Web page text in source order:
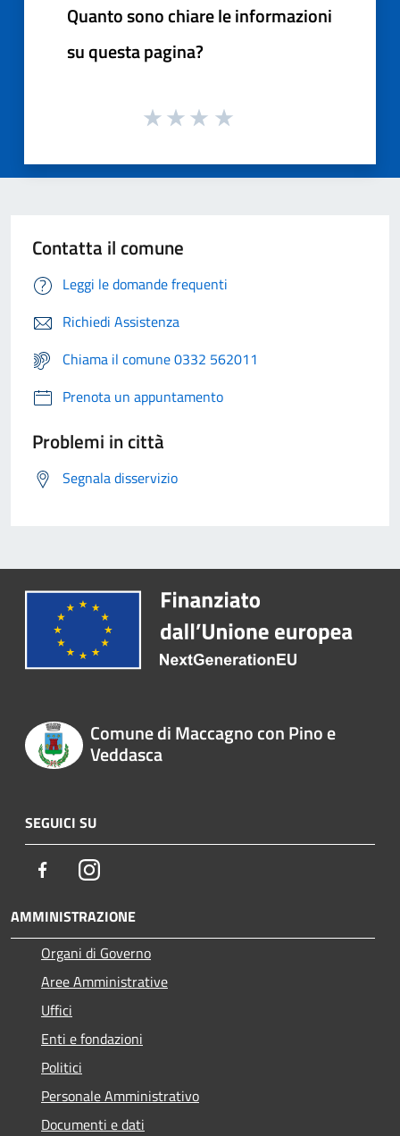
Quanto sono chiare le informazioni
su questa pagina?
Contatta il comune
Leggi le domande frequenti
Richiedi Assistenza
Chiama il comune 0332 562011
Prenota un appuntamento
Problemi in città
Segnala disservizio
Comune di Maccagno con Pino e
Veddasca
SEGUICI SU
FacebookInstagram
AMMINISTRAZIONE
Organi di Governo
Aree Amministrative
Uffici
Enti e fondazioni
Politici
Personale Amministrativo
Documenti e dati